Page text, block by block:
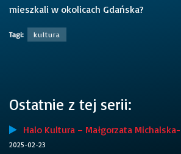
mieszkali w okolicach Gdańska?
Tagi: kultura
Ostatnie z tej serii:
Halo Kultura – Małgorzata
2025-02-23